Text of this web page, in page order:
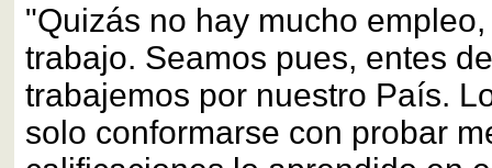
"Quizás no hay mucho
trabajo. Seamos pues, entes
trabajemos por nuestro País.
solo conformarse con probar